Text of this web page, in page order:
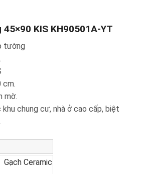
KIS KH90501A-YT
tường
cm.
mờ.
chung cư, nhà ở cao cấp, biệt
Gạch Ceramic